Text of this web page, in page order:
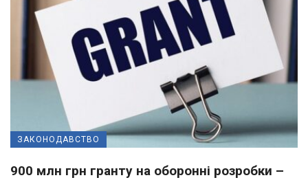
ЗАКОНОДАВСТВО
900 млн грн гранту на оборонні розробки –